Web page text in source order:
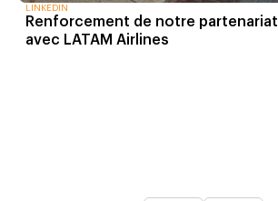
LINKEDIN
Renforcement de notre partenariat
avec LATAM Airlines